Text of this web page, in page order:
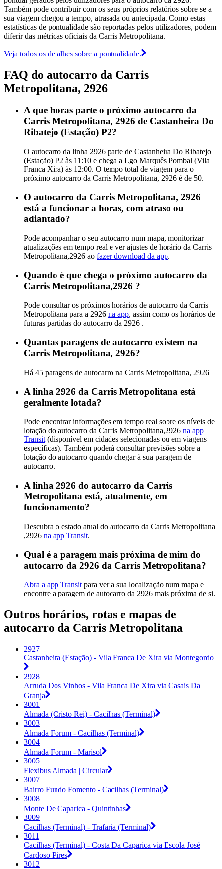
Também pode contribuir com os seus próprios relatórios sobre se a
sua viagem chegou a tempo, atrasada ou antecipada. Como estas
estatísticas de pontualidade são reportadas pelos utilizadores, podem
diferir das métricas oficiais da Carris Metropolitana.
Veja todos os detalhes sobre a pontualidade.
FAQ do autocarro da Carris
Metropolitana, 2926
A que horas parte o próximo autocarro da
Carris Metropolitana, 2926 de Castanheira Do
Ribatejo (Estação) P2?
O autocarro da linha 2926 parte de Castanheira Do Ribatejo
(Estação) P2 às 11:10 e chega a Lgo Marquês Pombal (Vila
Franca Xira) às 12:00. O tempo total de viagem para o
próximo autocarro da Carris Metropolitana, 2926 é de 50.
O autocarro da Carris Metropolitana, 2926
está a funcionar a horas, com atraso ou
adiantado?
Pode acompanhar o seu autocarro num mapa, monitorizar
atualizações em tempo real e ver ajustes de horário da Carris
Metropolitana,2926 ao fazer download da app.
Quando é que chega o próximo autocarro da
Carris Metropolitana,2926 ?
Pode consultar os próximos horários de autocarro da Carris
Metropolitana para a 2926 na app, assim como os horários de
futuras partidas do autocarro da 2926 .
Quantas paragens de autocarro existem na
Carris Metropolitana, 2926?
Há 45 paragens de autocarro na Carris Metropolitana, 2926
A linha 2926 da Carris Metropolitana está
geralmente lotada?
Pode encontrar informações em tempo real sobre os níveis de
lotação do autocarro da Carris Metropolitana,2926 na app
Transit (disponível em cidades selecionadas ou em viagens
específicas). Também poderá consultar previsões sobre a
lotação do autocarro quando chegar à sua paragem de
autocarro.
A linha 2926 do autocarro da Carris
Metropolitana está, atualmente, em
funcionamento?
Descubra o estado atual do autocarro da Carris Metropolitana
,2926 na app Transit.
Qual é a paragem mais próxima de mim do
autocarro da 2926 da Carris Metropolitana?
Abra a app Transit para ver a sua localização num mapa e
encontre a paragem de autocarro da 2926 mais próxima de si.
Outros horários, rotas e mapas de
autocarro da Carris Metropolitana
2927
Castanheira (Estação) - Vila Franca De Xira via Montegordo
2928
Arruda Dos Vinhos - Vila Franca De Xira via Casais Da
Granja
3001
Almada (Cristo Rei) - Cacilhas (Terminal)
3003
Almada Forum - Cacilhas (Terminal)
3004
Almada Forum - Marisol
3005
Flexibus Almada | Circular
3007
Bairro Fundo Fomento - Cacilhas (Terminal)
3008
Monte De Caparica - Quintinhas
3009
Cacilhas (Terminal) - Trafaria (Terminal)
3011
Cacilhas (Terminal) - Costa Da Caparica via Escola José
Cardoso Pires
3012